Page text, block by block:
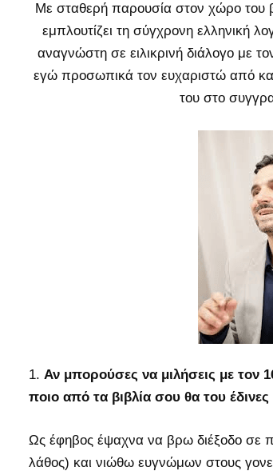
Με σταθερή παρουσία στον χώρο του
εμπλουτίζει τη σύγχρονη ελληνική
αναγνώστη σε ειλικρινή διάλογο με
εγώ προσωπικά τον ευχαριστώ από
του στο
Αν μπορούσες να μιλήσεις με τον
ποιο από τα βιβλία σου θα του έδινες
Ως έφηβος έψαχνα να βρω διέξοδο σε
λάθος) και νιώθω ευγνώμων στους